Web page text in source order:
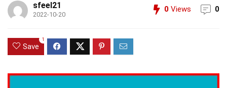
sfeel21
2022-10-20
0 Views 0
Save
1